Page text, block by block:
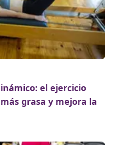
el ejercicio
grasa y mejora la